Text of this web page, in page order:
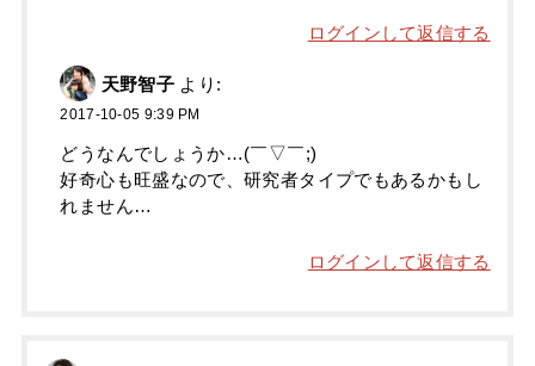
ログインして返信する
天野智子 より:
2017-10-05 9:39 PM
どうなんでしょうか…(￣▽￣;)
好奇心も旺盛なので、研究者タイプでもあるかもし
れません…
ログインして返信する